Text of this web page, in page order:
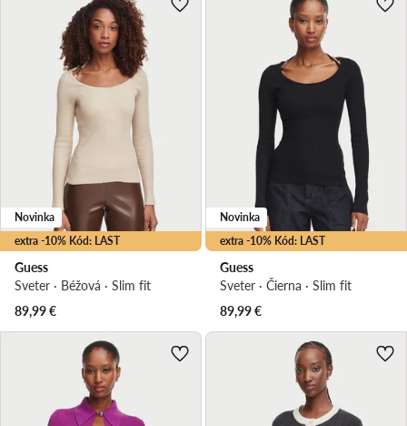
extra -10% Kód: LAST
Novinka
Guess
Sveter · Béžová · Slim fit
89,99€
extra -10% Kód: LAST
Novinka
Guess
Sveter · Čierna · Slim fit
89,99€